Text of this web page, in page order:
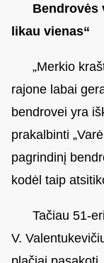
Bendrovės
likau vienas“
„Merkio
rajone labai
bendrovei yra
prakalbinti
pagrindinį
kodėl taip
Tačiau 51-
V.